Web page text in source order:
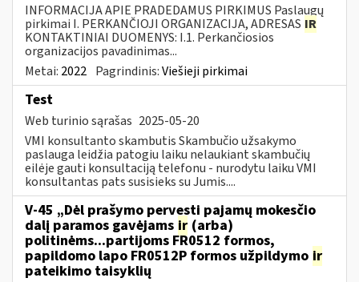
INFORMACIJA APIE PRADEDAMUS PIRKIMUS Paslaugų
pirkimai I. PERKANČIOJI ORGANIZACIJA, ADRESAS IR
KONTAKTINIAI DUOMENYS: I.1. Perkančiosios
organizacijos pavadinimas...
Metai: 2022 Pagrindinis:Viešieji pirkimai
Test
Web turinio sąrašas 2025-05-20
VMI konsultanto skambutis Skambučio užsakymo
paslauga leidžia patogiu laiku nelaukiant skambučių
eilėje gauti konsultaciją telefonu - nurodytu laiku VMI
konsultantas pats susisieks su Jumis....
V-45 „Dėl prašymo pervesti pajamų mokesčio
dalį paramos gavėjams ir (arba)
politinėms...partijoms FR0512 formos,
papildomo lapo FR0512P formos užpildymo ir
pateikimo taisyklių